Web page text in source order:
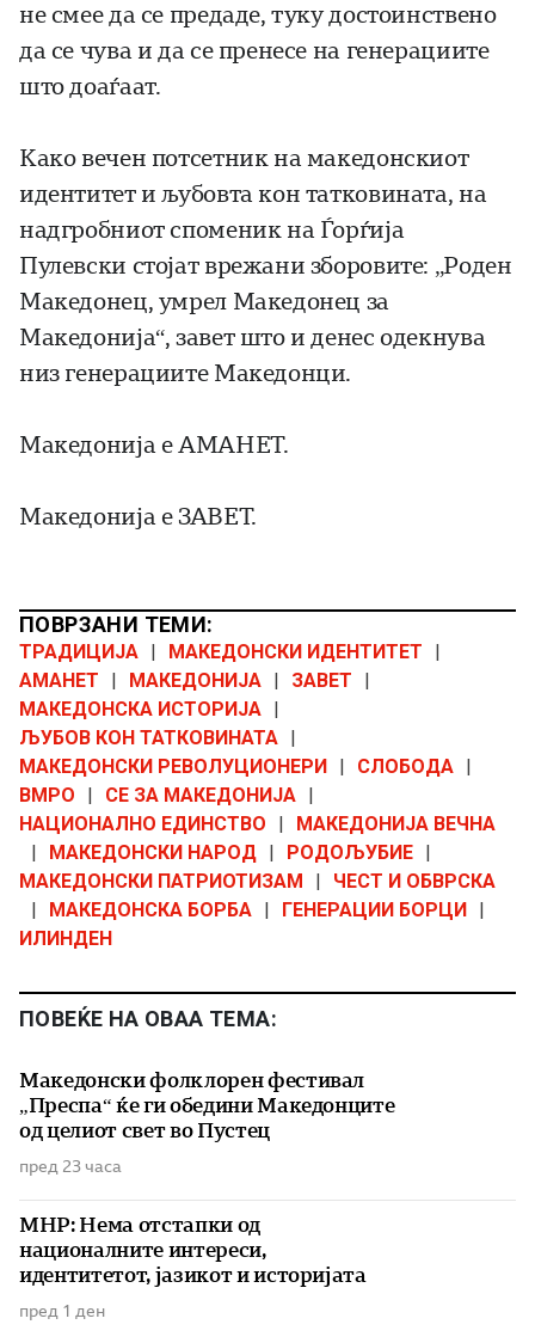
не смее да се предаде, туку достоинствено
да се чува и да се пренесе на генерациите
што доаѓаат.
Како вечен потсетник на македонскиот
идентитет и љубовта кон татковината, на
надгробниот споменик на Ѓорѓија
Пулевски стојат врежани зборовите: „Роден
Македонец, умрел Македонец за
Македонија“, завет што и денес одекнува
низ генерациите Македонци.
Македонија е АМАНЕТ.
Македонија е ЗАВЕТ.
ПОВРЗАНИ ТЕМИ:
ТРАДИЦИЈА МАКЕДОНСКИ ИДЕНТИТЕТ
АМАНЕТ
МАКЕДОНИЈА ЗАВЕТ
МАКЕДОНСКА ИСТОРИЈА
ЉУБОВ КОН ТАТКОВИНАТА
МАКЕДОНСКИ РЕВОЛУЦИОНЕРИ
СЛОБОДА
ВМРО
СЕ ЗА МАКЕДОНИЈА
НАЦИОНАЛНО ЕДИНСТВО
МАКЕДОНИЈА ВЕЧНА
МАКЕДОНСКИ НАРОД РОДОЉУБИЕ
МАКЕДОНСКИ ПАТРИОТИЗАМ
ЧЕСТ И ОБВРСКА
МАКЕДОНСКА БОРБА ГЕНЕРАЦИИ БОРЦИ
ИЛИНДЕН
ПОВЕЌЕ НА ОВАА ТЕМА:
Македонски фолклорен фестивал
„Преспа“ ќе ги обедини Македонците
од целиот свет во Пустец
пред 23 часа
МНР: Нема отстапки од
националните интереси,
идентитетот, јазикот и историјата
пред 1 ден